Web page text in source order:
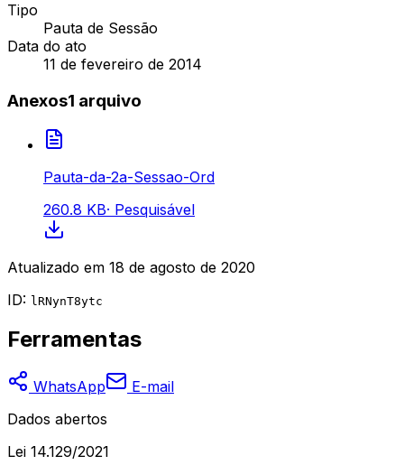
Tipo
Pauta de Sessão
Data do ato
11 de fevereiro de 2014
Anexos1 arquivo
Pauta-da-2a-Sessao-Ord
260.8 KB· Pesquisável
Atualizado em 18 de agosto de 2020
ID: lRNynT8ytc
Ferramentas
WhatsApp
E-mail
Dados abertos
Lei 14.129/2021